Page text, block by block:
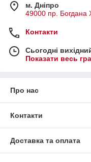
м. Дніпро
49000 пр. Богдана
Контакти
Сьогодні
Показати весь
Про нас
Контакти
Доставка та оплата